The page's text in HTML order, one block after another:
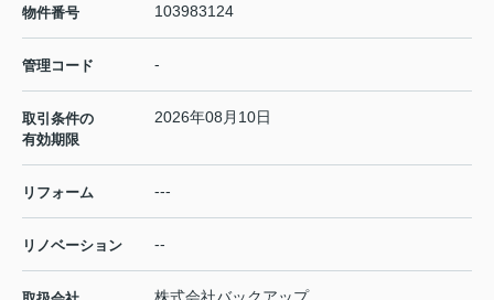
物件番号 103983124
管理コード -
取引条件の
有効期限
2026年08月10日
リフォーム ---
リノベーション --